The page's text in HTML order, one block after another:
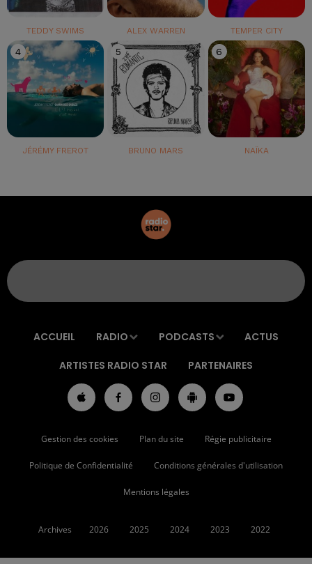
TEDDY SWIMS ALEX WARREN TEMPER CITY
4
JÉRÉMY FREROT
5
BRUNO MARS
6
NAÏKA
ACCUEIL RADIO PODCASTS ACTUS
ARTISTES RADIO STAR PARTENAIRES
Gestion des cookies Plan du site Régie publicitaire
Politique de Confidentialité Conditions générales d'utilisation
Mentions légales
Archives 2026 2025 2024 2023 2022